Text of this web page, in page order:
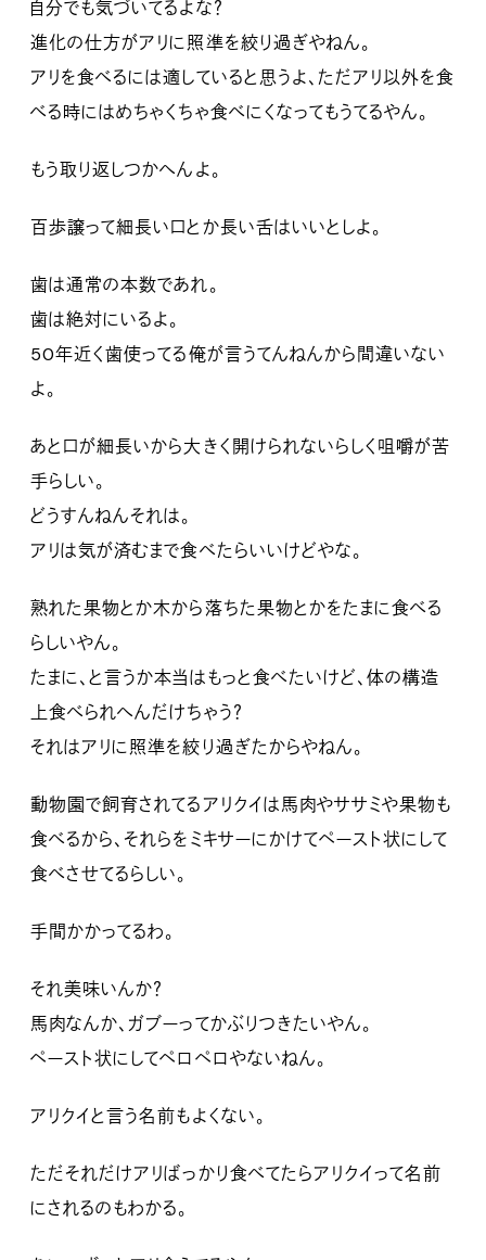
自分でも気づいてるよな？
進化の仕方がアリに照準を絞り過ぎやねん。
アリを食べるには適していると思うよ、ただアリ以外を食
べる時にはめちゃくちゃ食べにくなってもうてるやん。
もう取り返しつかへんよ。
百歩譲って細長い口とか長い舌はいいとしよ。
歯は通常の本数であれ。
歯は絶対にいるよ。
50年近く歯使ってる俺が言うてんねんから間違いない
よ。
あと口が細長いから大きく開けられないらしく咀嚼が苦
手らしい。
どうすんねんそれは。
アリは気が済むまで食べたらいいけどやな。
熟れた果物とか木から落ちた果物とかをたまに食べる
らしいやん。
たまに、と言うか本当はもっと食べたいけど、体の構造
上食べられへんだけちゃう？
それはアリに照準を絞り過ぎたからやねん。
動物園で飼育されてるアリクイは馬肉やササミや果物も
食べるから、それらをミキサーにかけてペースト状にして
食べさせてるらしい。
手間かかってるわ。
それ美味いんか？
馬肉なんか、ガブーってかぶりつきたいやん。
ペースト状にしてペロペロやないねん。
アリクイと言う名前もよくない。
ただそれだけアリばっかり食べてたらアリクイって名前
にされるのもわかる。